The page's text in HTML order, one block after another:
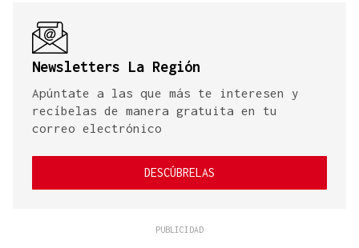
Newsletters La Región
Apúntate a las que más te interesen y
recíbelas de manera gratuita en tu
correo electrónico
DESCÚBRELAS